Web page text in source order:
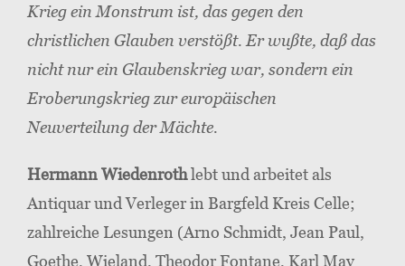
Krieg ein Monstrum ist, das gegen den
christlichen Glauben verstößt. Er wußte, daß das
nicht nur ein Glaubenskrieg war, sondern ein
Eroberungskrieg zur europäischen
Neuverteilung der Mächte.
Hermann Wiedenrothlebt und arbeitet als
Antiquar und Verleger in Bargfeld Kreis Celle;
zahlreiche Lesungen (Arno Schmidt, Jean Paul,
Goethe, Wieland, Theodor Fontane, Karl May